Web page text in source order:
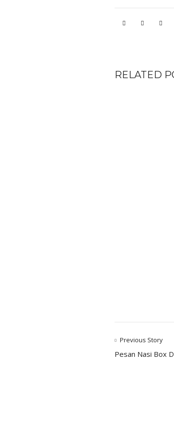
RELATED
Previous Story
Pesan Nasi Box